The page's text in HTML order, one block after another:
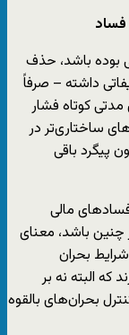
فساد
بوده باشد، حذف
داشته – صرفاً
کوتاه فشار
ساختاری‌تر در
پیگرد باقی
مالی
چنین باشد، معنای
بحران
البته نه بر
بحران‌های بالقوه